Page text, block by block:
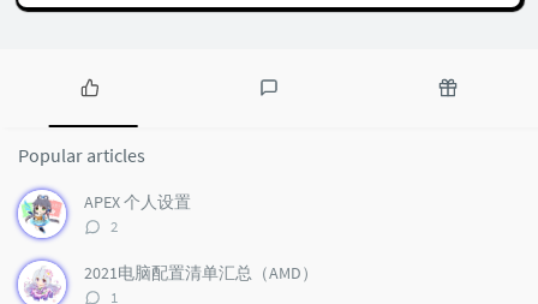
P
p
u
l
a
r
a
c
Popular articles
APEX 个人设置
评
数：
2
2021电脑配置清单汇总（AMD）
评1